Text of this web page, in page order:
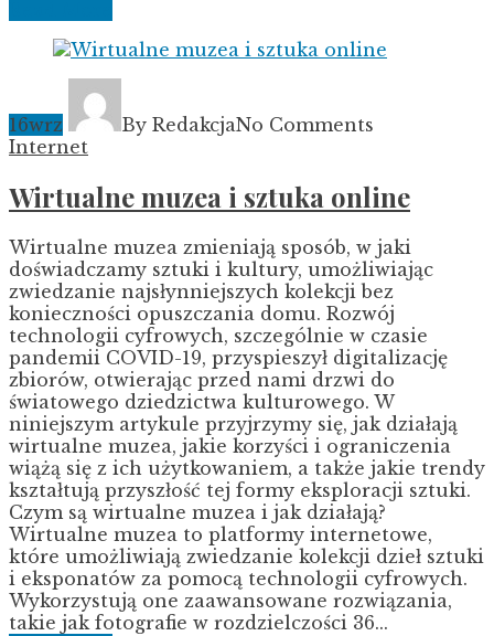
16wrz By RedakcjaNo Comments
Internet
Wirtualne muzea i sztuka online
Wirtualne muzea zmieniają sposób, w jaki
doświadczamy sztuki i kultury, umożliwiając
zwiedzanie najsłynniejszych kolekcji bez
konieczności opuszczania domu. Rozwój
technologii cyfrowych, szczególnie w czasie
pandemii COVID-19, przyspieszył digitalizację
zbiorów, otwierając przed nami drzwi do
światowego dziedzictwa kulturowego. W
niniejszym artykule przyjrzymy się, jak działają
wirtualne muzea, jakie korzyści i ograniczenia
wiążą się z ich użytkowaniem, a także jakie trendy
kształtują przyszłość tej formy eksploracji sztuki.
Czym są wirtualne muzea i jak działają?
Wirtualne muzea to platformy internetowe,
które umożliwiają zwiedzanie kolekcji dzieł sztuki
i eksponatów za pomocą technologii cyfrowych.
Wykorzystują one zaawansowane rozwiązania,
takie jak fotografie w rozdzielczości 36...